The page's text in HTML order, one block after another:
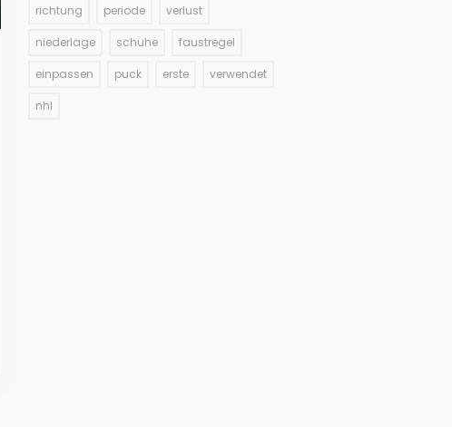
richtung periode verlust
niederlage schuhe faustregel
einpassen puck erste verwendet
nhl